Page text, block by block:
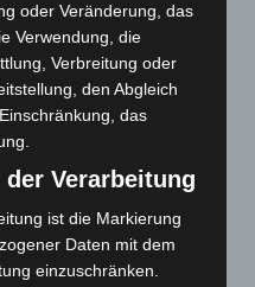
kehren nach
zurück
in Niedersachsen
in Neuwarmbüchen schnell
oder Veränderung, das
Verwendung, die
Verbreitung oder
den Abgleich
das
Verarbeitung
ist die Markierung
Daten mit dem
einzuschränken.